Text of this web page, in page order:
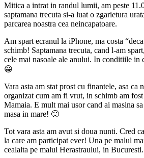
Mitica a intrat in randul lumii, am peste
saptamana trecuta si-a luat o zgarietura
parcarea noastra cea neincapatoare.
Am spart ecranul la iPhone, ma costa
schimb! Saptamana trecuta, cand l-am
cele mai nasoale ale anului. In conditiile in
😀
Vara asta am stat prost cu finantele, asa ca
organizat cum am fi vrut, in schimb am
Mamaia. E mult mai usor cand ai masina
masa in mare! 🙂
Tot vara asta am avut si doua nunti. Cred
la care am participat ever! Una pe malul
cealalta pe malul Herastraului, in Bucuresti.